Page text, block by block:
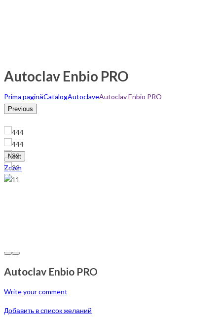
Autoclav Enbio PRO
Prima paginăCatalogAutoclaveAutoclav Enbio PRO
Previous
Next
Zoom
Autoclav Enbio PRO
Write your comment
Добавить в список желаний